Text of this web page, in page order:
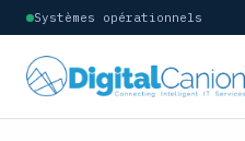
Systèmes opérationnels